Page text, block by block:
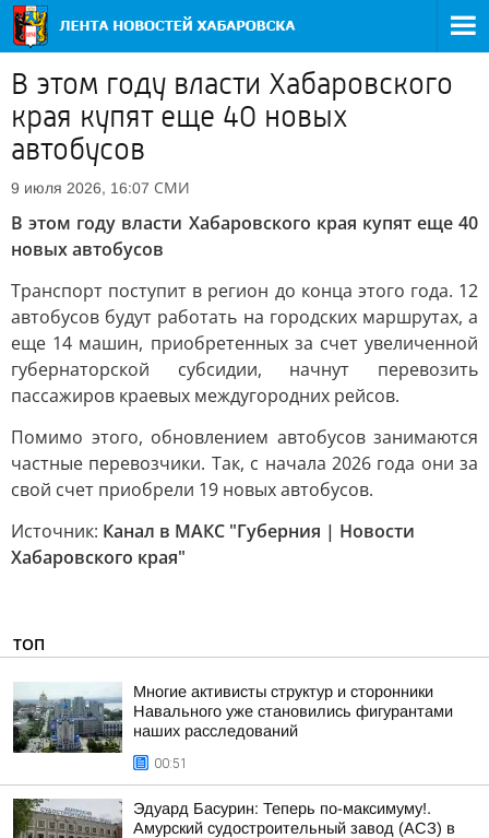
В этом году власти Хабаровского
края купят еще 40 новых
автобусов
9 июля 2026, 16:07 СМИ
В этом году власти Хабаровского края купят еще 40
новых автобусов
Транспорт поступит в регион до конца этого года. 12
автобусов будут работать на городских маршрутах, а
еще 14 машин, приобретенных за счет увеличенной
губернаторской субсидии, начнут перевозить
пассажиров краевых междугородних рейсов.
Помимо этого, обновлением автобусов занимаются
частные перевозчики. Так, с начала 2026 года они за
свой счет приобрели 19 новых автобусов.
Источник: Канал в МАКС "Губерния | Новости
Хабаровского края"
ТОП
Многие активисты структур и сторонники
Навального уже становились фигурантами
наших расследований
00:51
Эдуард Басурин: Теперь по-максимуму!.
Амурский судостроительный завод (АСЗ) в